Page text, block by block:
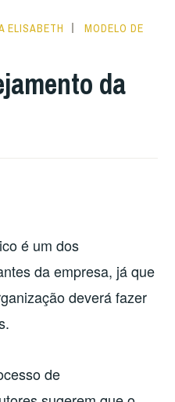
ELISABETH
MODELO DE
da
é um dos
da empresa, já que
deverá fazer
de